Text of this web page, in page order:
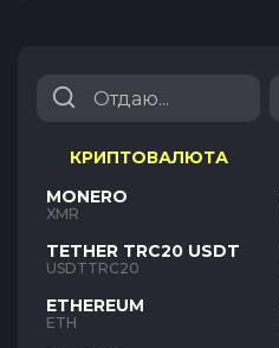
КРИПТОВАЛЮТА
MONERO
XMR
TETHER TRC20 USDT
USDTTRC20
ETHEREUM
ETH